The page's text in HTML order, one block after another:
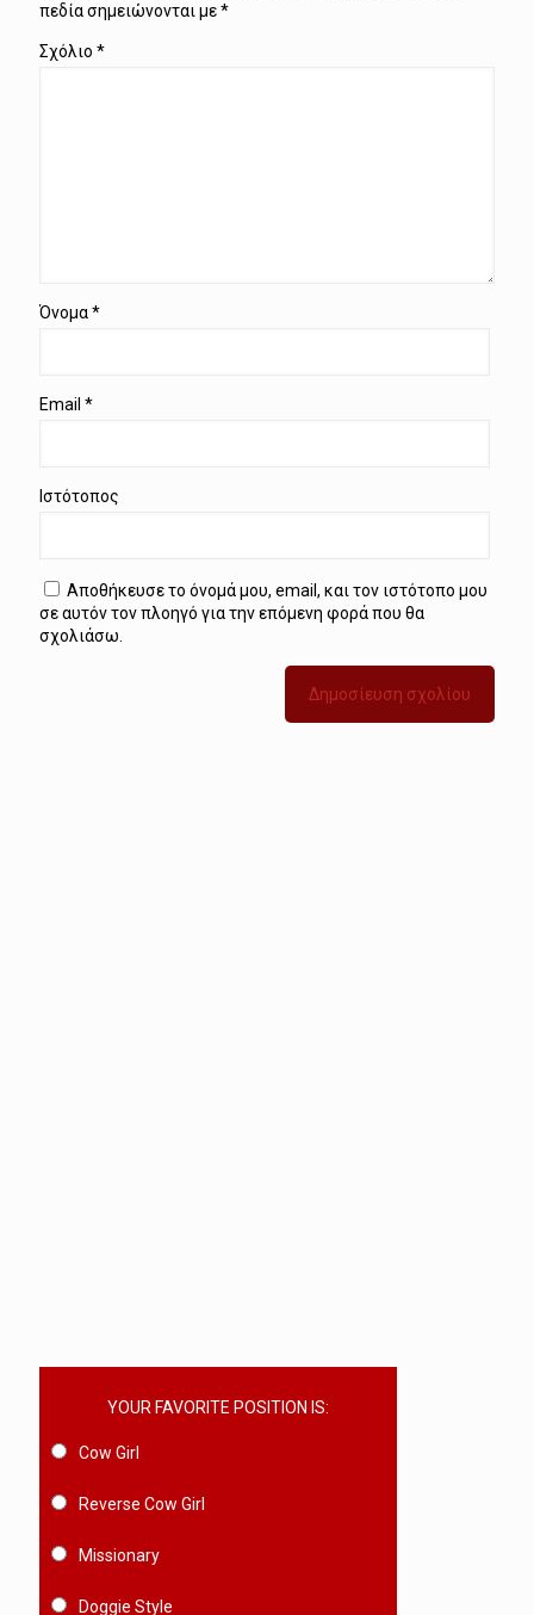
πεδία σημειώνονται με*
Σχόλιο *
Όνομα*
Email *
Ιστότοπος
Αποθήκευσε το όνομά μου, email, και τον ιστότοπο μου
σε αυτόν τον πλοηγό για την επόμενη φορά που θα
σχολιάσω.
YOUR FAVORITE POSITION IS:
Cow Girl
Reverse Cow Girl
Missionary
Doggie Style